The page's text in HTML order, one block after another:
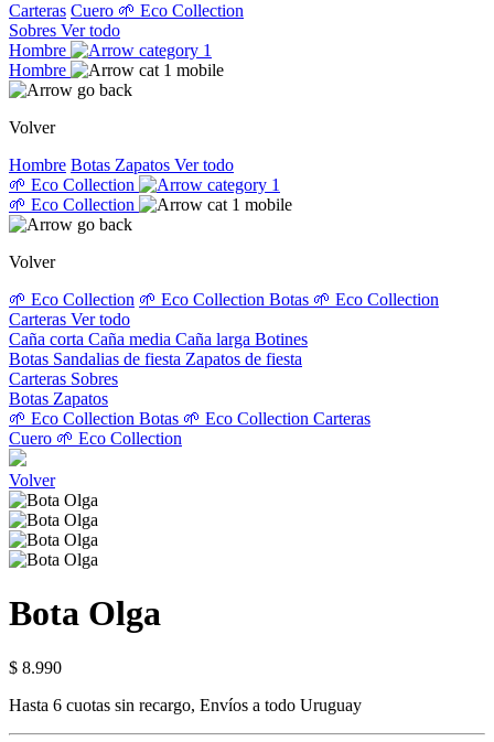
Carteras Cuero 🌱 Eco Collection
Sobres Ver todo
Hombre
Hombre
Volver
Hombre Botas Zapatos Ver todo
🌱 Eco Collection
🌱 Eco Collection
Volver
🌱 Eco Collection 🌱 Eco Collection Botas 🌱 Eco Collection
Carteras Ver todo
Caña corta Caña media Caña larga Botines
Botas Sandalias de fiesta Zapatos de fiesta
Carteras Sobres
Botas Zapatos
🌱 Eco Collection Botas 🌱 Eco Collection Carteras
Cuero 🌱 Eco Collection
Volver
Bota Olga
$ 8.990
Hasta 6 cuotas sin recargo, Envíos a todo Uruguay